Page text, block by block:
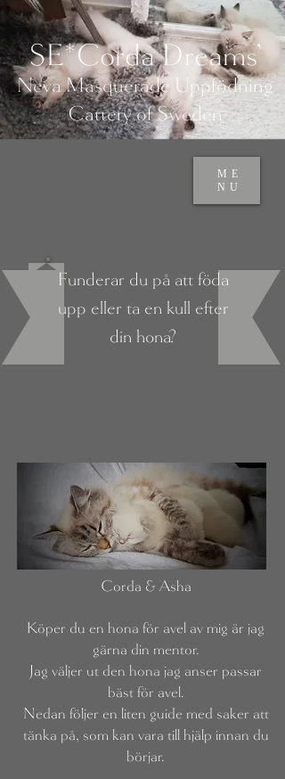
SE*Corda Dreams'
Neva Masquerade Uppfödning
Cattery of Sweden
ME
NU
Funderar du på att föda
upp eller ta en kull efter
din hona?
Corda & Asha
Köper du en hona för avel av mig är jag
gärna din mentor.
Jag väljer ut den hona jag anser passar
bäst för avel.
Nedan följer en liten guide med saker att
tänka på, som kan vara till hjälp innan du
börjar.